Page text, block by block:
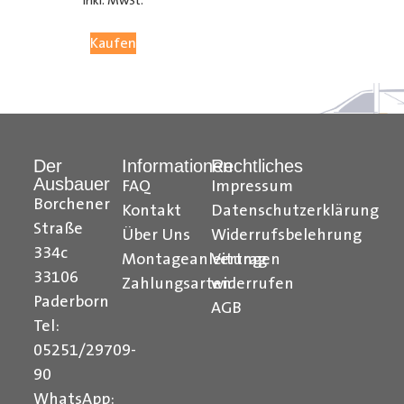
auch auf unseremYouTube Kanaleinfach und
Ihr Team von Der Ausbauer
Formularbeginn
Kaufen
Der
Ausbauer
Borchener
Straße
334c
33106
Paderborn
Tel:
05251/29709-
90
WhatsApp:
Informationen
FAQ
Kontakt
Über Uns
Montageanleitungen
Zahlungsarten
Rechtliches
Impressum
Datenschutzerklärung
Widerrufsbelehrung
Vertrag
widerrufen
AGB